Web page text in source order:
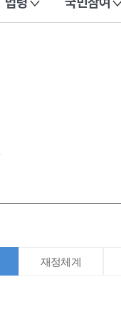
재정체계